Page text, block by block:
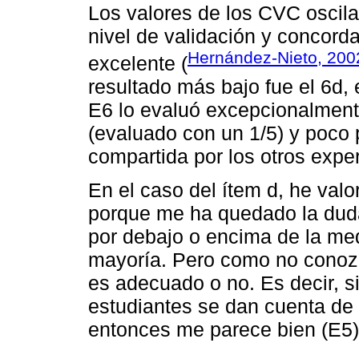
Los valores de los CVC
nivel de validación y
excelente (Hernández-Nieto,
resultado más bajo fue el
E6 lo evaluó
(evaluado con un 1/5) y
compartida por los otros
En el caso del ítem d, he
porque me ha quedado la
por debajo o encima de la
mayoría. Pero como no
es adecuado o no. Es decir,
estudiantes se dan cuenta
entonces me parece bien